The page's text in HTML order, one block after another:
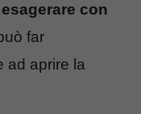
con
far
ad aprire la